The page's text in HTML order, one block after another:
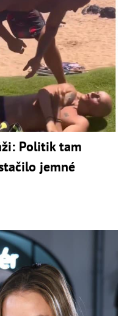
Politik tam
jemné